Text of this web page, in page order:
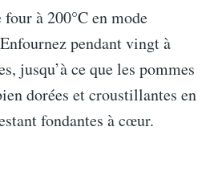
à 200°C en mode
pendant vingt à
jusqu’à ce que les pommes
dorées et croustillantes en
fondantes à cœur.